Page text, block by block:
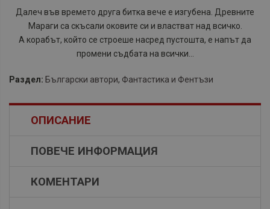
Далеч във времето друга битка вече е изгубена. Древните
Мараги са скъсали оковите си и властват над всичко.
А корабът, който се строеше насред пустошта, е напът да
промени съдбата на всички...
Раздел: Български автори, Фантастика и Фентъзи
ОПИСАНИЕ
ПОВЕЧЕ ИНФОРМАЦИЯ
КОМЕНТАРИ